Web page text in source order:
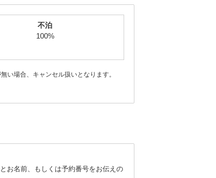
不泊
100%
い場合、キャンセル扱いとなります。
お名前、もしくは予約番号をお伝えの